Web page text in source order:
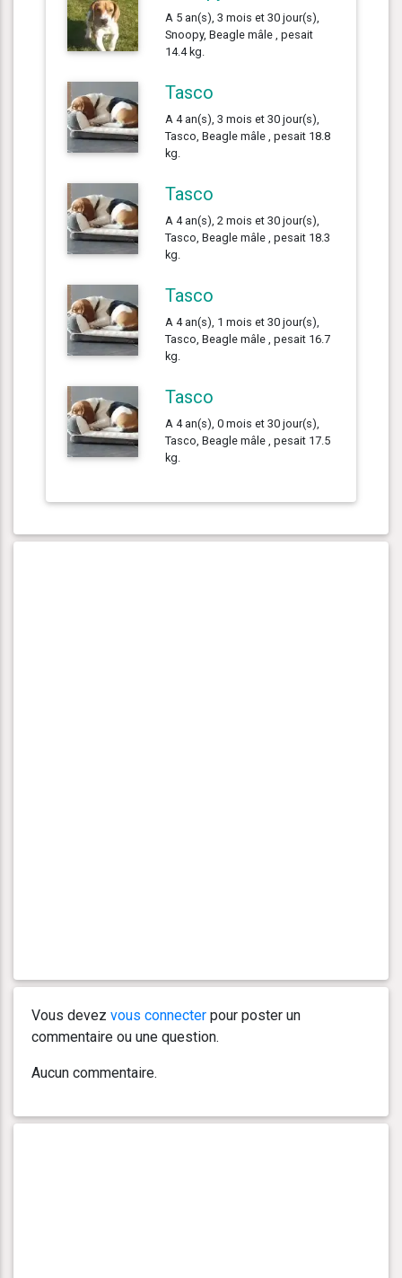
A 5 an(s), 3 mois et 30 jour(s),
Snoopy, Beagle mâle , pesait
14.4 kg.
Tasco
A 4 an(s), 3 mois et 30 jour(s),
Tasco, Beagle mâle , pesait 18.8
kg.
Tasco
A 4 an(s), 2 mois et 30 jour(s),
Tasco, Beagle mâle , pesait 18.3
kg.
Tasco
A 4 an(s), 1 mois et 30 jour(s),
Tasco, Beagle mâle , pesait 16.7
kg.
Tasco
A 4 an(s), 0 mois et 30 jour(s),
Tasco, Beagle mâle , pesait 17.5
kg.
Vous devez vous connecter pour poster un
commentaire ou une question.
Aucun commentaire.